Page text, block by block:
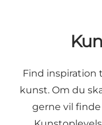
Find
kunst. Om du
gerne vil